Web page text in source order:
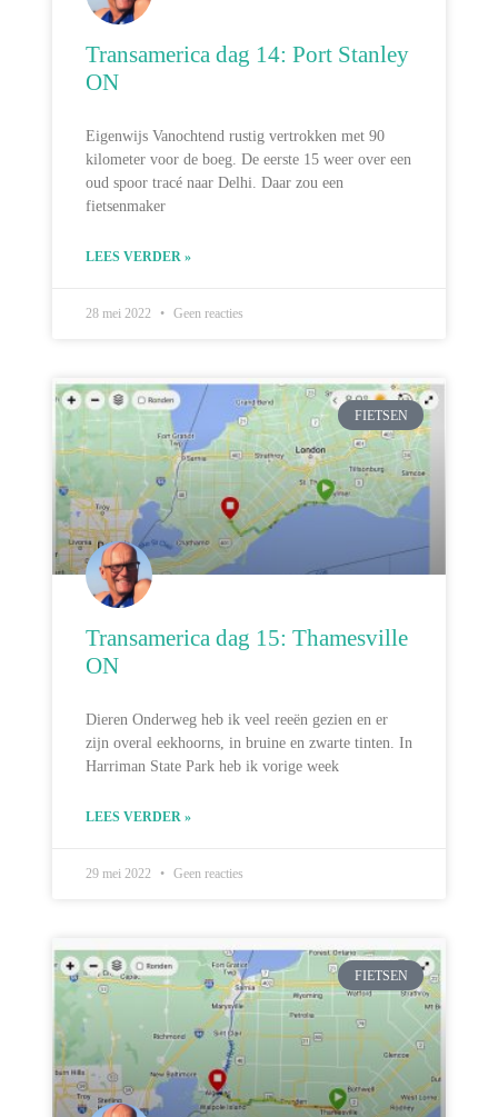
Transamerica dag 14: Port Stanley
ON
Eigenwijs Vanochtend rustig vertrokken met 90
kilometer voor de boeg. De eerste 15 weer over een
oud spoor tracé naar Delhi. Daar zou een
fietsenmaker
LEES VERDER »
28 mei 2022 Geen reacties
FIETSEN
Transamerica dag 15: Thamesville
ON
Dieren Onderweg heb ik veel reeën gezien en er
zijn overal eekhoorns, in bruine en zwarte tinten. In
Harriman State Park heb ik vorige week
LEES VERDER »
29 mei 2022 Geen reacties
FIETSEN